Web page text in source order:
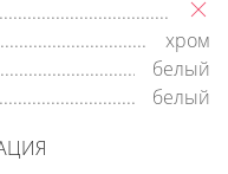
хром
белый
белый